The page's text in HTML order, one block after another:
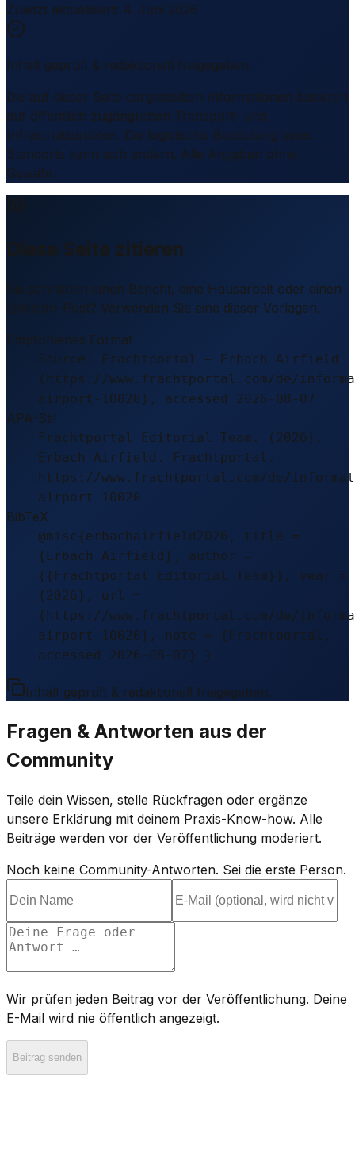
Zuletzt aktualisiert: 4. Juni 2026
Inhalt geprüft & redaktionell freigegeben
Die auf dieser Seite dargestellten Informationen basieren
auf öffentlich zugänglichen Transport- und
Infrastrukturdaten. Die logistische Bedeutung eines
Standorts kann sich ändern. Alle Angaben ohne
Gewähr.
Diese Seite zitieren
Sie schreiben einen Bericht, eine Hausarbeit oder einen
LinkedIn-Post? Verwenden Sie eine dieser Vorlagen.
Empfohlenes Format
Source: Frachtportal – Erbach Airfield
(https://www.frachtportal.com/de/
airport-10020), accessed 2026-08-07
APA-Stil
Frachtportal Editorial Team. (2026).
Erbach Airfield. Frachtportal.
https://www.frachtportal.com/de/
airport-10020
BibTeX
@misc{erbachairfield2026, title =
{Erbach Airfield}, author =
{{Frachtportal Editorial Team}}, year =
{2026}, url =
{https://www.frachtportal.com/de/
airport-10020}, note = {Frachtportal,
accessed 2026-08-07} }
Inhalt geprüft & redaktionell freigegeben.
Fragen & Antworten aus der
Community
Teile dein Wissen, stelle Rückfragen oder ergänze
unsere Erklärung mit deinem Praxis-Know-how. Alle
Beiträge werden vor der Veröffentlichung moderiert.
Noch keine Community-Antworten. Sei die erste Person.
Wir prüfen jeden Beitrag vor der Veröffentlichung. Deine
E-Mail wird nie öffentlich angezeigt.
Beitrag senden